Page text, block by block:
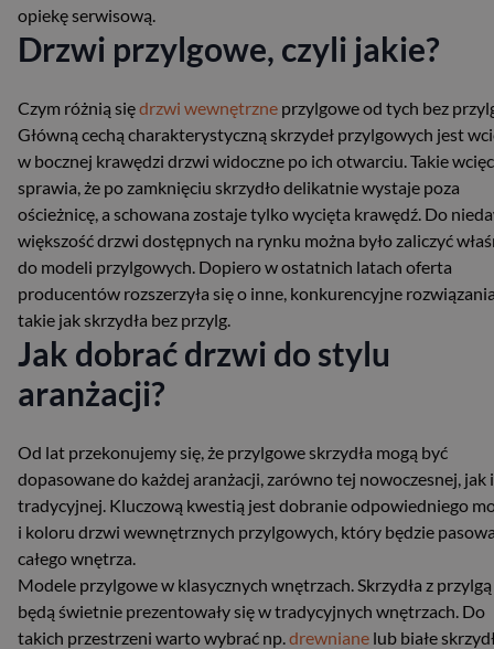
opiekę serwisową.
Drzwi przylgowe, czyli jakie?
Czym różnią siędrzwi wewnętrzne przylgowe od tych bez
Główną cechą charakterystyczną skrzydeł przylgowych jest
w bocznej krawędzi drzwi widoczne po ich otwarciu. Takie
sprawia, że po zamknięciu skrzydło delikatnie wystaje poza
ościeżnicę, a schowana zostaje tylko wycięta krawędź. Do
większość drzwi dostępnych na rynku można było zaliczyć
do modeli przylgowych. Dopiero w ostatnich latach oferta
producentów rozszerzyła się o inne, konkurencyjne
takie jak skrzydła bez przylg.
Jak dobrać drzwi do stylu
aranżacji?
Od lat przekonujemy się, że przylgowe skrzydła mogą być
dopasowane do każdej aranżacji, zarówno tej nowoczesnej, jak i
tradycyjnej. Kluczową kwestią jest dobranie odpowiedniego
i koloru drzwi wewnętrznych przylgowych, który będzie
całego wnętrza.
Modele przylgowe w klasycznych wnętrzach. Skrzydła z przylgą
będą świetnie prezentowały się w tradycyjnych wnętrzach. Do
takich przestrzeni warto wybrać np. drewniane lub białe